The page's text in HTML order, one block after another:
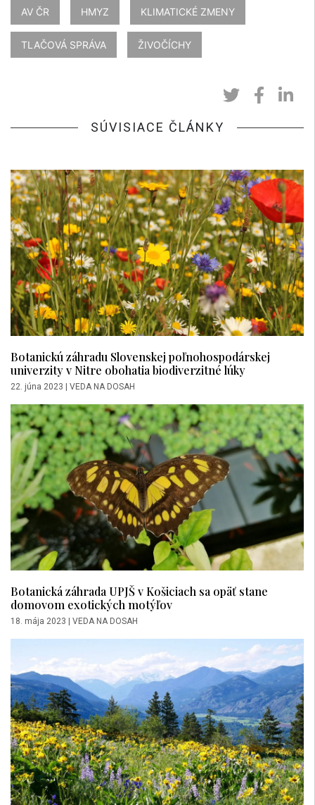
AV ČR HMYZ KLIMATICKÉ ZMENY
TLAČOVÁ SPRÁVA ŽIVOČÍCHY
SÚVISIACE ČLÁNKY
Botanickú záhradu Slovenskej poľnohospodárskej
univerzity v Nitre obohatia biodiverzitné lúky
22. júna 2023 | VEDA NA DOSAH
Botanická záhrada UPJŠ v Košiciach sa opäť stane
domovom exotických motýľov
18. mája 2023 VEDA NA DOSAH